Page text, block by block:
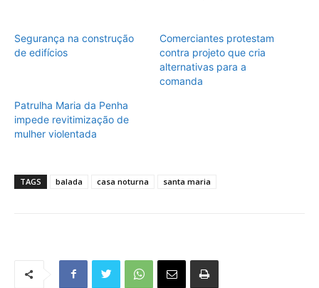
Segurança na construção
de edifícios
Comerciantes protestam
contra projeto que cria
alternativas para a
comanda
Patrulha Maria da Penha
impede revitimização de
mulher violentada
TAGS balada casa noturna santa maria